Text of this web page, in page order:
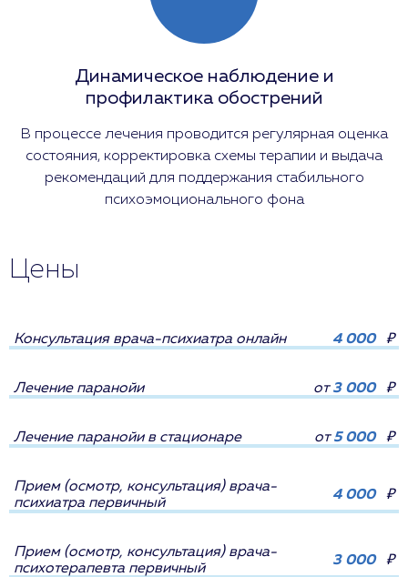
Динамическое наблюдение и
профилактика обострений
В процессе лечения проводится регулярная оценка
состояния, корректировка схемы терапии и выдача
рекомендаций для поддержания стабильного
психоэмоционального фона
Цены
Консультация врача-психиатра онлайн 4 000 ₽
Лечение паранойи от3 000 ₽
Лечение паранойи в стационаре от5 000 ₽
Прием (осмотр, консультация) врача-
психиатра первичный
4 000 ₽
Прием (осмотр, консультация) врача-
психотерапевта первичный
3 000 ₽